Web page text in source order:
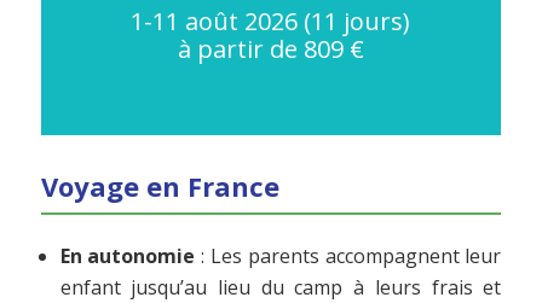
1-11 août 2026 (11 jours)
à partir de 809 €
Voyage en France
En autonomie : Les parents accompagnent leur
enfant jusqu’au lieu du camp à leurs frais et